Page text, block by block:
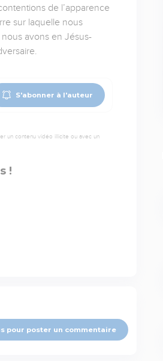
de l’apparence
sur laquelle nous
avons en Jésus-
S'abonner à l'auteur
un contenu vidéo illicite ou avec un
!
pour poster un commentaire